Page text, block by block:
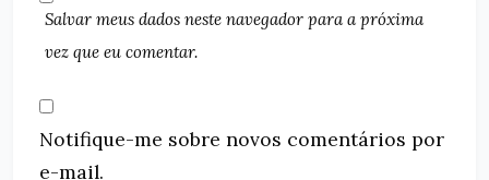
Salvar meus dados neste navegador para a próxima
vez que eu comentar.
Notifique-me sobre novos comentários por
e-mail.